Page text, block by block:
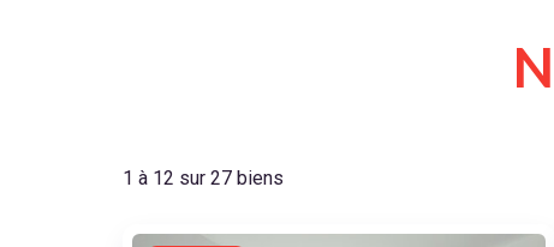
N
1 à 12 sur 27 biens